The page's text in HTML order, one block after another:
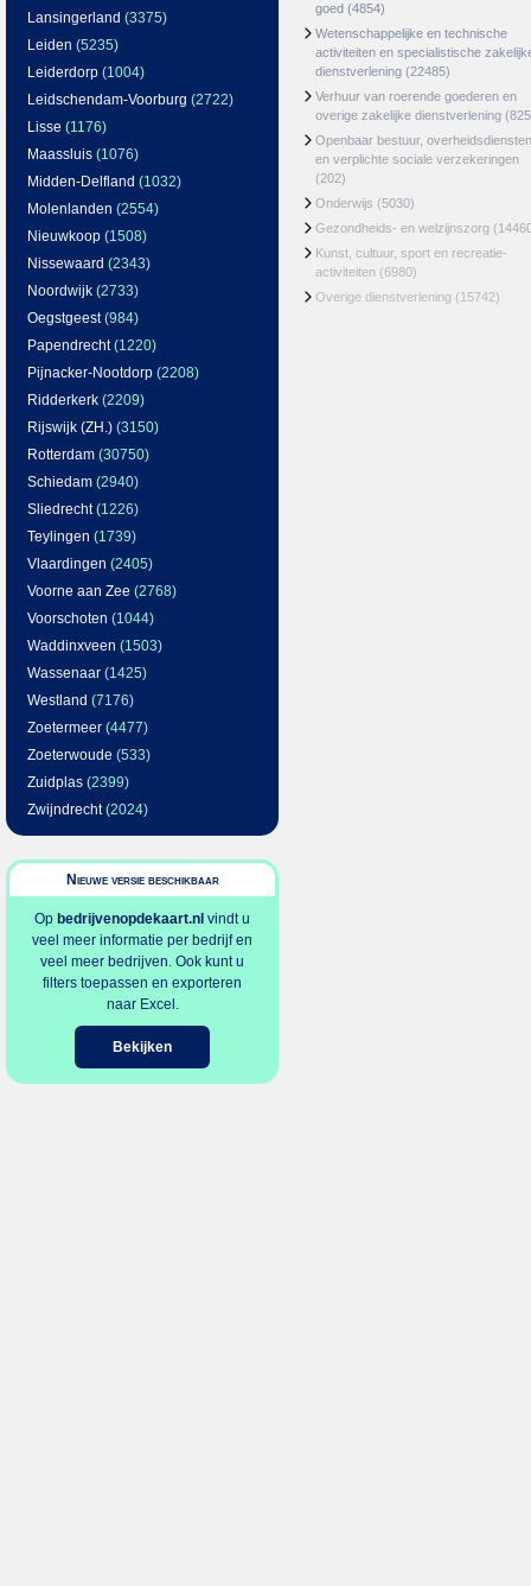
Lansingerland (3375)
Leiden (5235)
Leiderdorp (1004)
Leidschendam-Voorburg (2722)
Lisse (1176)
Maassluis (1076)
Midden-Delfland (1032)
Molenlanden (2554)
Nieuwkoop (1508)
Nissewaard (2343)
Noordwijk (2733)
Oegstgeest(984)
Papendrecht(1220)
Pijnacker-Nootdorp (2208)
Ridderkerk (2209)
Rijswijk (ZH.) (3150)
Rotterdam (30750)
Schiedam (2940)
Sliedrecht(1226)
Teylingen (1739)
Vlaardingen (2405)
Voorne aan Zee (2768)
Voorschoten (1044)
Waddinxveen (1503)
Wassenaar (1425)
Westland (7176)
Zoetermeer (4477)
Zoeterwoude (533)
Zuidplas (2399)
Zwijndrecht(2024)
Nieuwe versie beschikbaar
Op bedrijvenopdekaart.nl vindt u
veel meer informatie per bedrijf en
veel meer bedrijven. Ook kunt u
filters toepassen en exporteren
naar Excel.
Bekijken
goed (4854)
Wetenschappelijke en technische
activiteiten en specialistische
dienstverlening (22485)
Verhuur van roerende goederen en
overige zakelijke dienstverlening
Openbaar bestuur, overheidsdiensten
en verplichte sociale verzekeringen
(202)
Onderwijs (5030)
Gezondheids- en welzijnszorg
Kunst, cultuur, sport en recreatie-
activiteiten (6980)
Overige dienstverlening (15742)